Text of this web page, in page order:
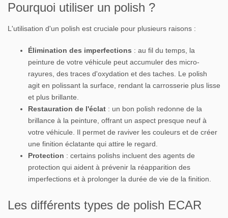
Pourquoi utiliser un polish ?
L'utilisation d'un polish est cruciale pour plusieurs raisons :
Élimination des imperfections : au fil du temps, la
peinture de votre véhicule peut accumuler des micro-
rayures, des traces d'oxydation et des taches. Le polish
agit en polissant la surface, rendant la carrosserie plus lisse
et plus brillante.
Restauration de l'éclat : un bon polish redonne de la
brillance à la peinture, offrant un aspect presque neuf à
votre véhicule. Il permet de raviver les couleurs et de créer
une finition éclatante qui attire le regard.
Protection : certains polishs incluent des agents de
protection qui aident à prévenir la réapparition des
imperfections et à prolonger la durée de vie de la finition.
Les différents types de polish ECAR